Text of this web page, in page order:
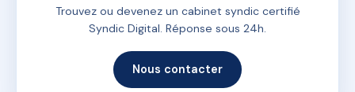
Trouvez ou devenez un cabinet syndic certifié
Syndic Digital. Réponse sous 24h.
Nous contacter